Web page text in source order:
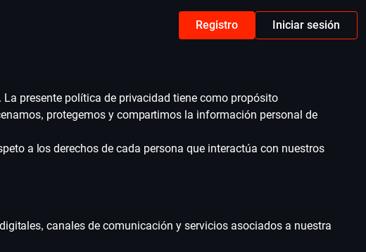
Registro Iniciar sesión
presente política de privacidad tiene como propósito
protegemos y compartimos la información personal de
a los derechos de cada persona que interactúa con nuestros
canales de comunicación y servicios asociados a nuestra